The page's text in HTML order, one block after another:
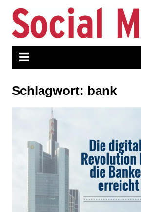
Inhalt
springen
Schlagwort: bank